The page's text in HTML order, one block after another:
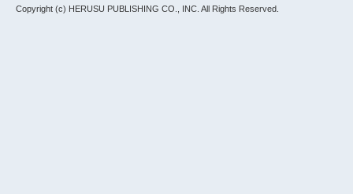
Copyright (c) HERUSU PUBLISHING CO., INC. All Rights Reserved.